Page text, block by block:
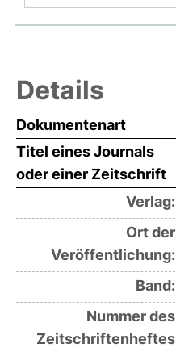
Details
Dokumentenart
Titel eines Journals
oder einer Zeitschrift
Verlag:
Ort der
Veröffentlichung:
Band:
Nummer des
Zeitschriftenheftes